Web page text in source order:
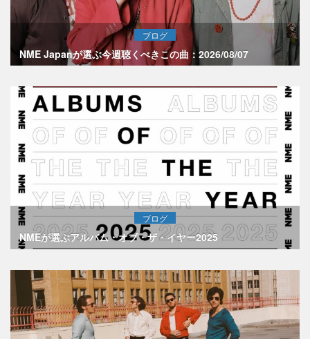
ブログ
NME Japanが選ぶ今週聴くべきこの曲：2026/08/07
ブログ
NMEが選ぶアルバム・オブ・ザ・イヤー2025